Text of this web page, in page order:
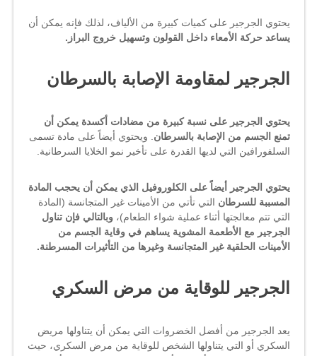
يحتوي الجرجير على كميات كبيرة من الألياف، لذلك فإنه يمكن أن
يساعد حركة الأمعاء داخل القولون وتسهيل خروج البراز.
الجرجير لمقاومة الإصابة بالسرطان
يحتوي الجرجير على نسبة كبيرة من مضادات أكسدة يمكن أن
تمنع الجسم من الإصابة بالسرطان . ويحتوي أيضاً على مادة تسمى
السلفورافين التي لديها القدرة على تأخير نمو الخلايا السرطانية.
يحتوي الجرجير أيضاً على الكلوروفيل الذي يمكن أن يحجب المادة
المسببة للسرطان التي تأتي من الأمينات غير المتجانسة (المادة
التي تتم معالجتها أثناء عملية شواء الطعام)، وبالتالي فإن تناول
الجرجير مع الأطعمة المشوية يساهم في وقاية الجسم من
الأمينات الحلقية غير المتجانسة وغيرها من التأثيرات المسرطنة.
الجرجير للوقاية من مرض السكري
يعد الجرجير من أفضل الخضروات التي يمكن أن يتناولها مريض
السكري أو التي يتناولها الشخص للوقاية من مرض السكري، حيث